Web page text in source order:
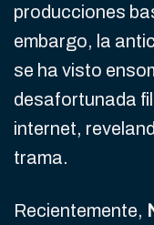
producciones
embargo, la
se ha visto
desafortunada
internet,
trama.
Recientemente,